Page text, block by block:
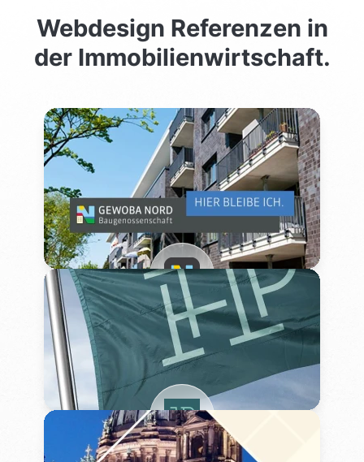
Webdesign Referenzen in
der Immobilienwirtschaft.
GEWOBA Nord
Baugenossenschaft
Immobilien & Wohnen
Referenz-Website ansehen
Hamburg Properties Consulting
Immobilien & Wohnen
Referenz-Website ansehen
ProLine Marketing &